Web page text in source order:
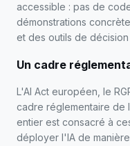
accessible : pas de
démonstrations
et des outils de
Un cadre
L'AI Act européen, le
cadre réglementaire de
entier est consacré à
déployer l'IA de